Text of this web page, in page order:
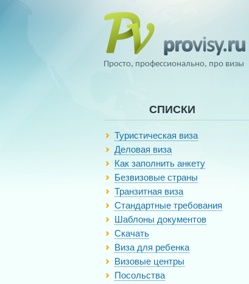
Просто, профессионально, про визы
СПИСКИ
Туристическая виза
Деловая виза
Как заполнить анкету
Безвизовые страны
Транзитная виза
Стандартные требования
Шаблоны документов
Скачать
Виза для ребенка
Визовые центры
Посольства